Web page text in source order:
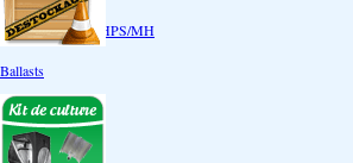
Ampoules 600W HPS/MH
Ballasts
Réflecteurs
CoolTube